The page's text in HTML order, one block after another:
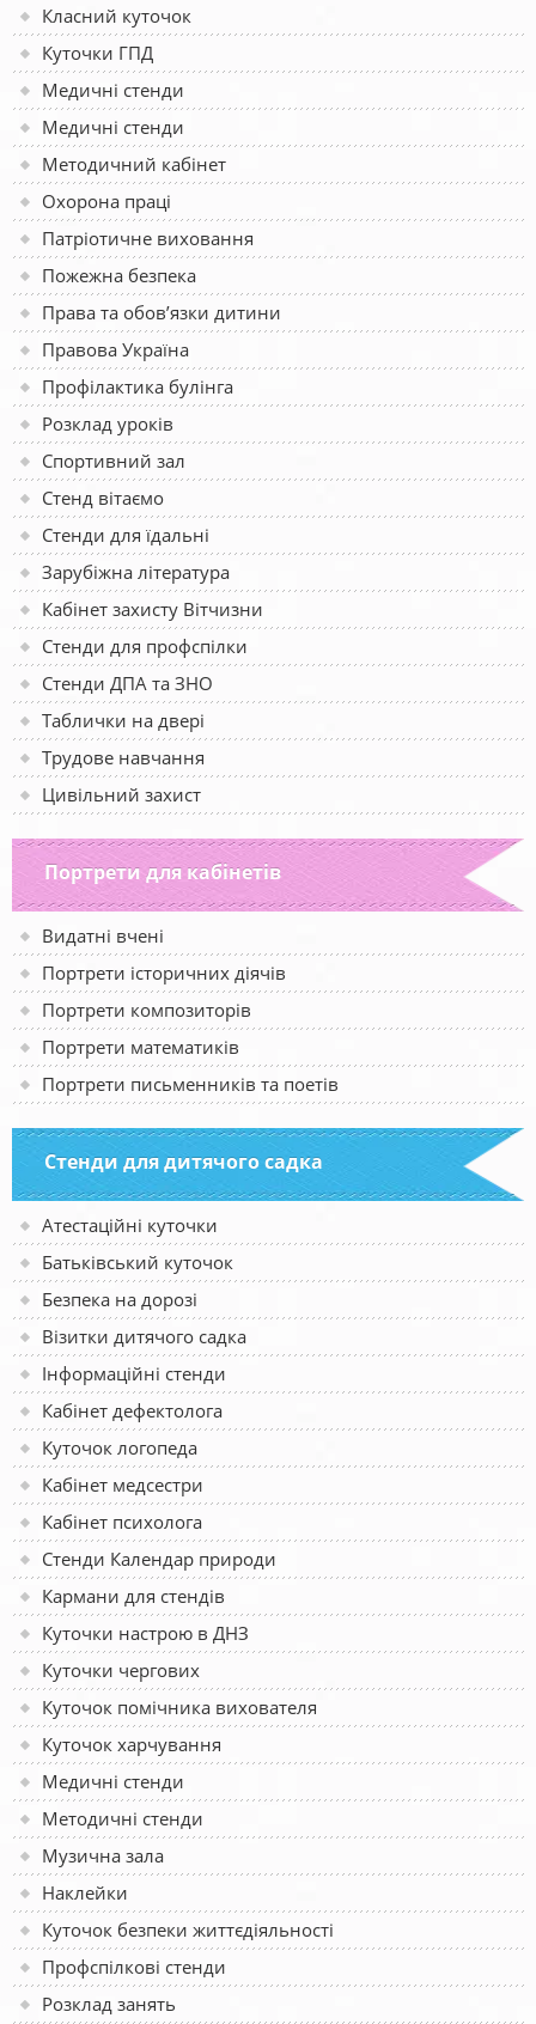
Класний куточок
Куточки ГПД
Медичні стенди
Медичні стенди
Методичний кабінет
Охорона праці
Патріотичне виховання
Пожежна безпека
Права та обов’язки дитини
Правова Україна
Профілактика булінга
Розклад уроків
Спортивний зал
Стенд вітаємо
Стенди для їдальні
Зарубіжна література
Кабінет захисту Вітчизни
Стенди для профспілки
Стенди ДПА та ЗНО
Таблички на двері
Трудове навчання
Цивільний захист
Портрети для кабінетів
Видатні вчені
Портрети історичних діячів
Портрети композиторів
Портрети математиків
Портрети письменників та поетів
Стенди для дитячого садка
Атестаційні куточки
Батьківський куточок
Безпека на дорозі
Візитки дитячого садка
Інформаційні стенди
Кабінет дефектолога
Куточок логопеда
Кабінет медсестри
Кабінет психолога
Стенди Календар природи
Кармани для стендів
Куточки настрою в ДНЗ
Куточки чергових
Куточок помічника вихователя
Куточок харчування
Медичні стенди
Методичні стенди
Музична зала
Наклейки
Куточок безпеки життєдіяльності
Профспілкові стенди
Розклад занять